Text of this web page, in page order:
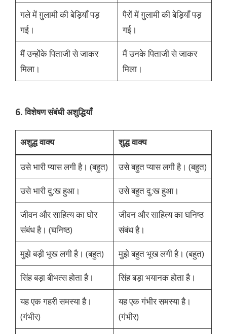
गले में ग़ुलामी की बेड़ियाँ पड़
गई।
पैरों में ग़ुलामी की बेड़ियाँ पड़
गई।
मैं उन्होंके पिताजी से जाकर
मिला।
मैं उनके पिताजी से जाकर
मिला।
6. विशेषण संबंधी अशुद्धियाँ
अशुद्ध वाक्य शुद्ध वाक्य
उसे भारी प्यास लगी है। (बहुत) उसे बहुत प्यास लगी है। (बहुत)
उसे भारी दु:ख हुआ। उसे बहुत दु:ख हुआ।
जीवन और साहित्य का घोर
संबंध है। (घनिष्ठ)
जीवन और साहित्य का घनिष्ठ
संबंध है।
मुझे बड़ी भूख लगी है। (बहुत) मुझे बहुत भूख लगी है। (बहुत)
सिंह बड़ा बीभत्स होता है। सिंह बड़ा भयानक होता है।
यह एक गहरी समस्या है।
(गंभीर)
यह एक गंभीर समस्या है।
(गंभीर)